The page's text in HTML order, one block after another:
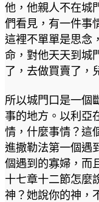
他，他親人不在城
們看見，有一件事
這裡不單單是思念
命，對他天天到城
了，去做買賣了，
所以城門口是一個
事的地方。以利亞
情，什麼事情？這
進撒勒法第一個遇
個遇到的寡婦，而
十七章十二節怎麼
神？她說你的神，